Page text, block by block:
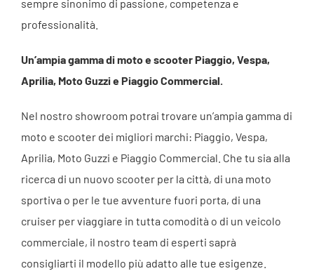
sempre sinonimo di passione, competenza e
professionalità.
Un’ampia gamma di moto e scooter Piaggio, Vespa,
Aprilia, Moto Guzzi e Piaggio Commercial.
Nel nostro showroom potrai trovare un’ampia gamma di
moto e scooter dei migliori marchi: Piaggio, Vespa,
Aprilia, Moto Guzzi e Piaggio Commercial. Che tu sia alla
ricerca di un nuovo scooter per la città, di una moto
sportiva o per le tue avventure fuori porta, di una
cruiser per viaggiare in tutta comodità o di un veicolo
commerciale, il nostro team di esperti saprà
consigliarti il modello più adatto alle tue esigenze.